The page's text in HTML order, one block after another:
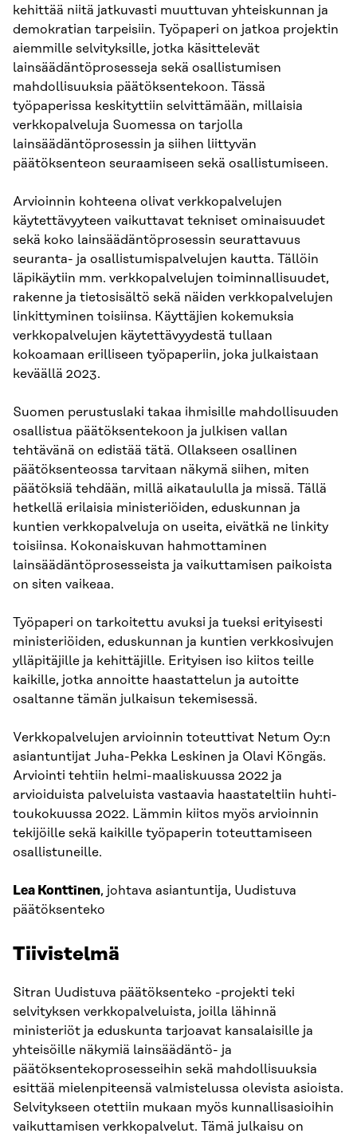
kehittää niitä jatkuvasti muuttuvan yhteiskunnan ja
demokratian tarpeisiin. Työpaperi on jatkoa projektin
aiemmille selvityksille, jotka käsittelevät
lainsäädäntöprosesseja sekä osallistumisen
mahdollisuuksia päätöksentekoon. Tässä
työpaperissa keskityttiin selvittämään, millaisia
verkkopalveluja Suomessa on tarjolla
lainsäädäntöprosessin ja siihen liittyvän
päätöksenteon seuraamiseen sekä osallistumiseen.
Arvioinnin kohteena olivat verkkopalvelujen
käytettävyyteen vaikuttavat tekniset ominaisuudet
sekä koko lainsäädäntöprosessin seurattavuus
seuranta- ja osallistumispalvelujen kautta. Tällöin
läpikäytiin mm. verkkopalvelujen toiminnallisuudet,
rakenne ja tietosisältö sekä näiden verkkopalvelujen
linkittyminen toisiinsa. Käyttäjien kokemuksia
verkkopalvelujen käytettävyydestä tullaan
kokoamaan erilliseen työpaperiin, joka julkaistaan
keväällä 2023.
Suomen perustuslaki takaa ihmisille mahdollisuuden
osallistua päätöksentekoon ja julkisen vallan
tehtävänä on edistää tätä. Ollakseen osallinen
päätöksenteossa tarvitaan näkymä siihen, miten
päätöksiä tehdään, millä aikataululla ja missä. Tällä
hetkellä erilaisia ministeriöiden, eduskunnan ja
kuntien verkkopalveluja on useita, eivätkä ne linkity
toisiinsa. Kokonaiskuvan hahmottaminen
lainsäädäntöprosesseista ja vaikuttamisen paikoista
on siten vaikeaa.
Työpaperi on tarkoitettu avuksi ja tueksi erityisesti
ministeriöiden, eduskunnan ja kuntien verkkosivujen
ylläpitäjille ja kehittäjille. Erityisen iso kiitos teille
kaikille, jotka annoitte haastattelun ja autoitte
osaltanne tämän julkaisun tekemisessä.
Verkkopalvelujen arvioinnin toteuttivat Netum Oy:n
asiantuntijat Juha-Pekka Leskinen ja Olavi Köngäs.
Arviointi tehtiin helmi-maaliskuussa 2022 ja
arvioiduista palveluista vastaavia haastateltiin huhti-
toukokuussa 2022. Lämmin kiitos myös arvioinnin
tekijöille sekä kaikille työpaperin toteuttamiseen
osallistuneille.
Lea Konttinen, johtava asiantuntija, Uudistuva
päätöksenteko
Tiivistelmä
Sitran Uudistuva päätöksenteko -projekti teki
selvityksen verkkopalveluista, joilla lähinnä
ministeriöt ja eduskunta tarjoavat kansalaisille ja
yhteisöille näkymiä lainsäädäntö- ja
päätöksentekoprosesseihin sekä mahdollisuuksia
esittää mielenpiteensä valmistelussa olevista asioista.
Selvitykseen otettiin mukaan myös kunnallisasioihin
vaikuttamisen verkkopalvelut. Tämä julkaisu on